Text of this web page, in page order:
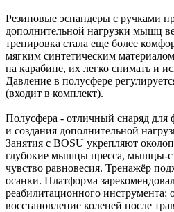
Резиновые эспандеры с ручками
дополнительной нагрузки мышц
тренировка стала еще более
мягким синтетическим
на карабине, их легко снимать и
Давление в полусфере
(входит в комплект).
Полусфера - отличный снаряд для
и создания дополнительной
Занятия с BOSU укрепляют
глубокие мышцы пресса, мышцы-
чувство равновесия. Тренажёр
осанки. Платформа
реабилитационного инструмента:
восстановление коленей после